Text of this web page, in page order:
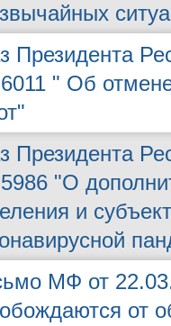
Президента
" Об
Президента
"О
и
МФ от
от